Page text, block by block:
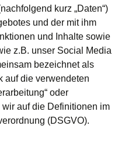
kurz „Daten“)
und der mit ihm
und Inhalte sowie
z.B. unser Social Media
bezeichnet als
auf die verwendeten
oder
wir auf die Definitionen im
(DSGVO).